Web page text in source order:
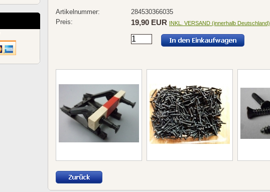
Artikelnummer:
284530366035
Preis:
19,90 EUR INKL. VERSAND (innerhalb Deutschland)